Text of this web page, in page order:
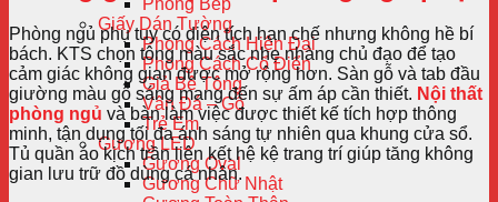
Phòng Bếp
Giấy Dán Tường
Phong Cách Hiện Đại
Phong Cách Cổ Điển
Giả Bê Tông
Vân Đá – Gỗ
Trẻ Em
Gương LED
Gương Oval
Gương Chữ Nhật
Phòng ngủ phụ tuy có diện tích hạn chế nhưng không hề bí
bách. KTS chọn tông màu sắc nhẹ nhàng chủ đạo để tạo
cảm giác không gian được mở rộng hơn. Sàn gỗ và tab đầu
giường màu gỗ sáng mang đến sự ấm áp cần thiết. Nội thất
phòng ngủ và bàn làm việc được thiết kế tích hợp thông
minh, tận dụng tối đa ánh sáng tự nhiên qua khung cửa sổ.
Tủ quần áo kịch trần liên kết hệ kệ trang trí giúp tăng không
gian lưu trữ đồ dùng cá nhân.